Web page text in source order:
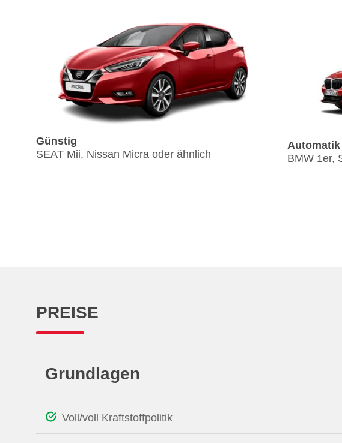
Günstig
SEAT Mii, Nissan Micra oder ähnlich
Automatik
BMW 1er,
PREISE
Grundlagen
Voll/voll Kraftstoffpolitik